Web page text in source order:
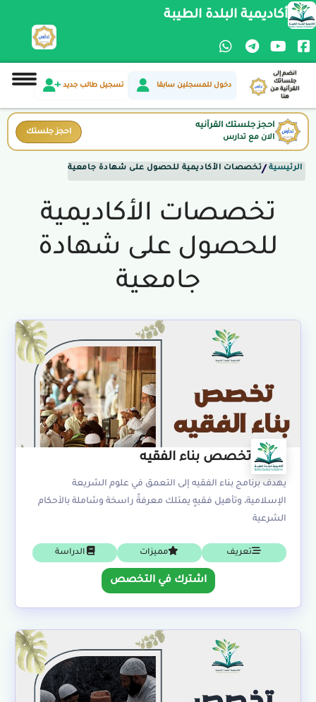
أكاديمية البلدة الطيبة
دخول للمسجلين سابقا تسجيل طالب جديد
انضم إلى
جلساتك
القرآنية من
هنا
احجز جلستك القرآنيه
الان مع تدارس
احجز جلستك
الرئيسية /تخصصات الأكاديمية للحصول على شهادة جامعية
تخصصات الأكاديمية
للحصول على شهادة
جامعية
تخصص بناء الفقيه
يهدف برنامج بناء الفقيه إلى التعمق في علوم الشريعة
الإسلامية، وتأهيل فقيهٍ يمتلك معرفةً راسخة وشاملة بالأحكام
الشرعية
تعريف مميزات الدراسة
اشترك في التخصص